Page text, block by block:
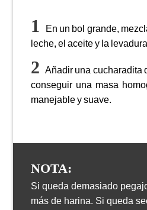
En un bol grande,
leche, el aceite y la
Añadir una cucharadita
conseguir una masa
manejable y suave.
NOTA:
Si queda demasiado
más de harina. Si queda